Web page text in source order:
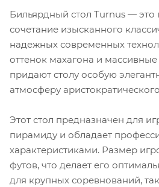
Бильярдный стол Turnus —
сочетание изысканного
надежных современных
оттенок махагона и
придают столу особую
атмосферу
Этот стол предназначен для
пирамиду и обладает
характеристиками. Размер
футов, что делает его
для крупных соревнований,